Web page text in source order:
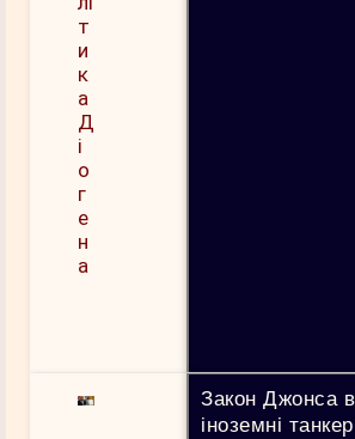
Закон Джонса
іноземні